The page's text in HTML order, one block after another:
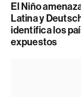
El Niño
Latina y
identifica los
expuestos